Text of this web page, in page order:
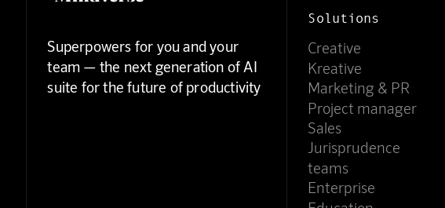
Superpowers for you and your
team — the next generation of AI
suite for the future of productivity
Solutions
Creative
Kreative
Marketing & PR
Project manager
Sales
Jurisprudence
teams
Enterprise